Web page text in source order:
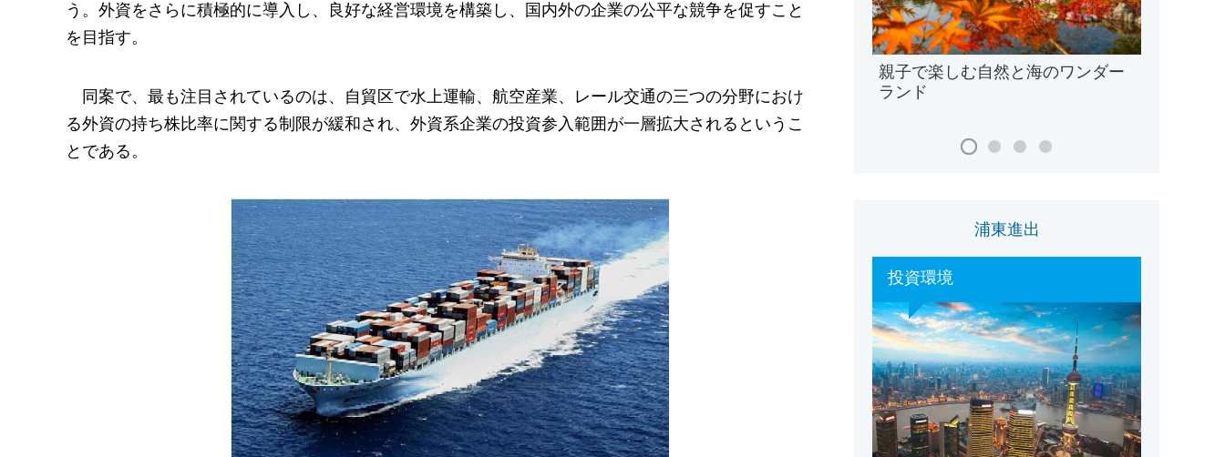
う。外資をさらに積極的に導入し、良好な経営環境を構築し、国内外の企業の公平な競争を促すこと
を目指す。
同案で、最も注目されているのは、自貿区で水上運輸、航空産業、レール交通の三つの分野におけ
る外資の持ち株比率に関する制限が緩和され、外資系企業の投資参入範囲が一層拡大されるというこ
とである。
親子で楽しむ自然と海のワンダー
ランド
浦東進出
投資環境